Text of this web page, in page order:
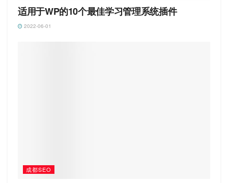
适用于WP的10个最佳学习管理系统插件
2022-06-01
成都SEO